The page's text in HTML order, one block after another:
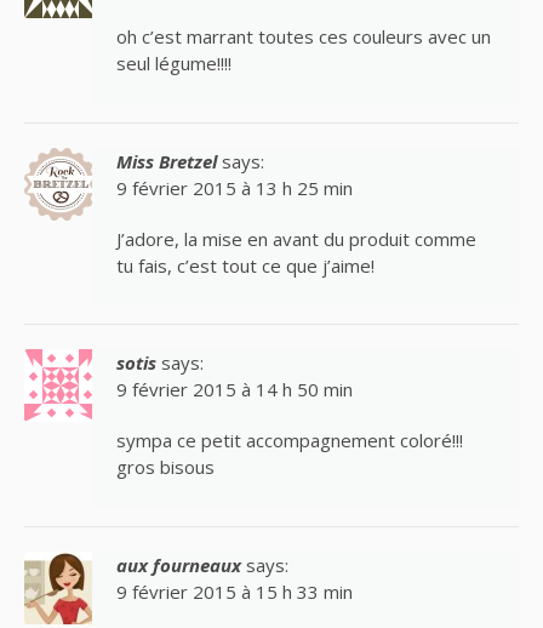
oh c’est marrant toutes ces couleurs avec un
seul légume!!!!
Miss Bretzel says:
9 février 2015 à 13 h 25 min
J’adore, la mise en avant du produit comme
tu fais, c’est tout ce que j’aime!
sotis says:
9 février 2015 à 14 h 50 min
sympa ce petit accompagnement coloré!!!
gros bisous
aux fourneaux says:
9 février 2015 à 15 h 33 min